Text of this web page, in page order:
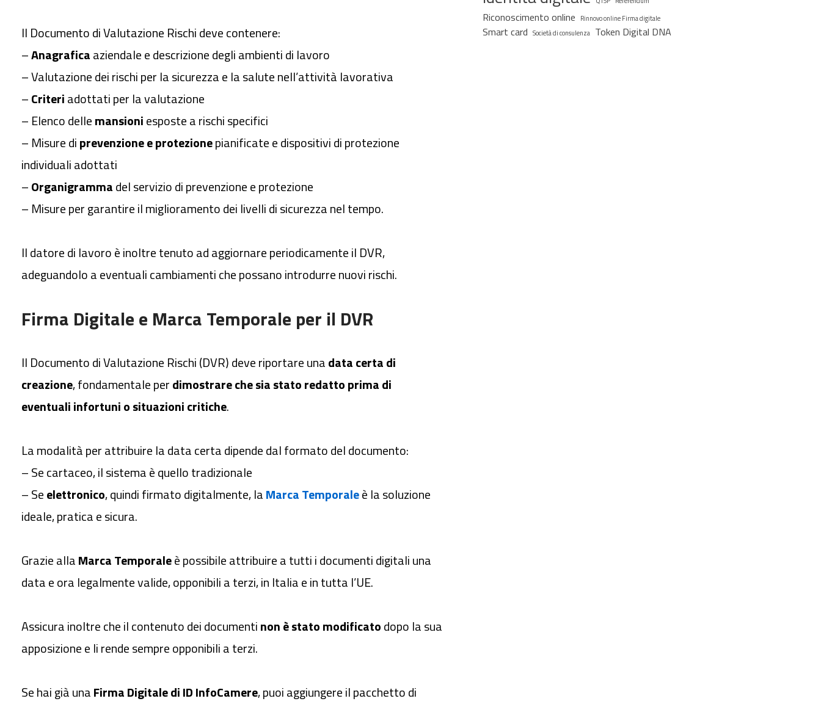
Il Documento di Valutazione Rischi deve contenere:
–Anagraficaaziendale e descrizione degli ambienti di lavoro
– Valutazione dei rischi per la sicurezza e la salute nell’attività lavorativa
–Criteriadottati per la valutazione
– Elenco dellemansioniesposte a rischi specifici
– Misure diprevenzione e protezionepianificate e dispositivi di protezione
individuali adottati
–Organigrammadel servizio di prevenzione e protezione
– Misure per garantire il miglioramento dei livelli di sicurezza nel tempo.
Il datore di lavoro è inoltre tenuto ad aggiornare periodicamente il DVR,
adeguandolo a eventuali cambiamenti che possano introdurre nuovi rischi.
Firma Digitale e Marca Temporale per il DVR
Il Documento di Valutazione Rischi (DVR) deve riportare unadata certa di
creazione, fondamentale perdimostrare che sia stato redatto prima di
eventuali infortuni o situazioni critiche.
La modalità per attribuire la data certa dipende dal formato del documento:
– Se cartaceo, il sistema è quello tradizionale
– Seelettronico, quindi firmato digitalmente, laMarca Temporaleè la soluzione
ideale, pratica e sicura.
Grazie allaMarca Temporaleè possibile attribuire a tutti i documenti digitali una
data e ora legalmente valide, opponibili a terzi, in Italia e in tutta l’UE.
Assicura inoltre che il contenuto dei documentinon è stato modificatodopo la sua
apposizione e li rende sempre opponibili a terzi.
Se hai già unaFirma Digitale di ID InfoCamere, puoi aggiungere il pacchetto di
Riconoscimento online Rinnovo online Firma digitale
Smart card Società di consulenza Token Digital DNA